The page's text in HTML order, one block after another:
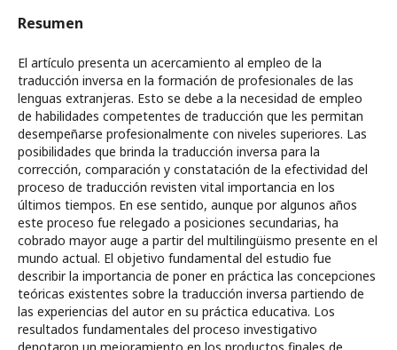
Resumen
El artículo presenta un acercamiento al empleo de la
traducción inversa en la formación de profesionales de las
lenguas extranjeras. Esto se debe a la necesidad de empleo
de habilidades competentes de traducción que les permitan
desempeñarse profesionalmente con niveles superiores. Las
posibilidades que brinda la traducción inversa para la
corrección, comparación y constatación de la efectividad del
proceso de traducción revisten vital importancia en los
últimos tiempos. En ese sentido, aunque por algunos años
este proceso fue relegado a posiciones secundarias, ha
cobrado mayor auge a partir del multilingüismo presente en el
mundo actual. El objetivo fundamental del estudio fue
describir la importancia de poner en práctica las concepciones
teóricas existentes sobre la traducción inversa partiendo de
las experiencias del autor en su práctica educativa. Los
resultados fundamentales del proceso investigativo